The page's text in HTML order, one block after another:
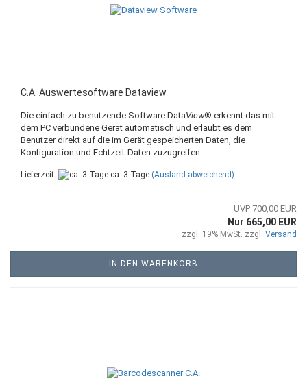
C.A. Auswertesoftware Dataview
Die einfach zu benutzende Software DataView® erkennt das mit
dem PC verbundene Gerät automatisch und erlaubt es dem
Benutzer direkt auf die im Gerät gespeicherten Daten, die
Konfiguration und Echtzeit-Daten zuzugreifen.
Lieferzeit: ca. 3 Tage (Ausland abweichend)
UVP 700,00 EUR
Nur 665,00 EUR
zzgl. 19% MwSt. zzgl. Versand
IN DEN WARENKORB